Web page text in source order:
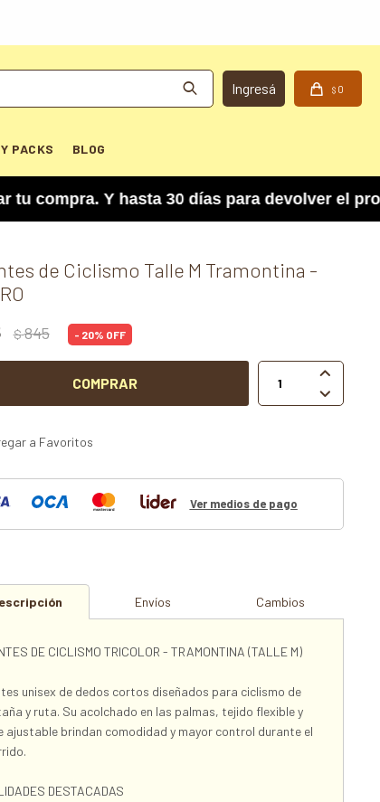
PACKS BLOG
$ 0
Y hasta 30 días para devolver el
de Ciclismo Talle M Tramontina -
$845 20
COMPRAR


Ver medios de pago
Envíos Cambios
DE CICLISMO TRICOLOR - TRAMONTINA (TALLE M)
unisex de dedos cortos diseñados para ciclismo de
y ruta. Su acolchado en las palmas, tejido flexible y
ajustable brindan comodidad y mayor control durante el
DESTACADAS